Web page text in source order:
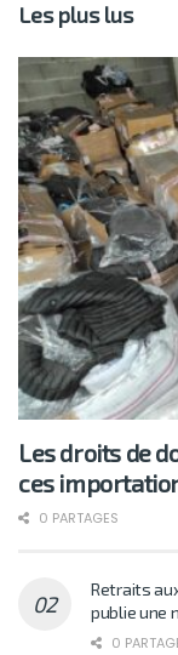
Les plus lus
Les droits de
ces
0 PARTAGES
Retraits
publie une
0